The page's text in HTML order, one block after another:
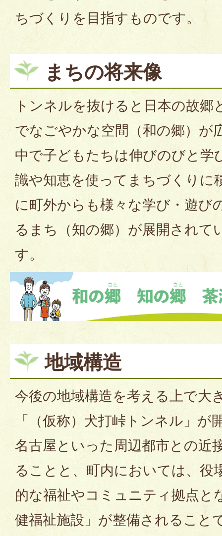
ちづくりを目指すものです。
まちの将来像
トンネルを抜けると日本の故
でなごやかな空間（和の郷）が
中で子どもたちは伸びのびと学
識や知恵を使ってまちづくりに
に町外からも様々な学び・遊び
るまち（知の郷）が展開されて
す。
地域構造
今後の地域構造を考える上で大
「（仮称）犬打峠トンネル」が
名古屋といった周辺都市との近
ることと、町内においては、役
的な福祉やコミュニティ拠点と
健福祉施設」が整備されること